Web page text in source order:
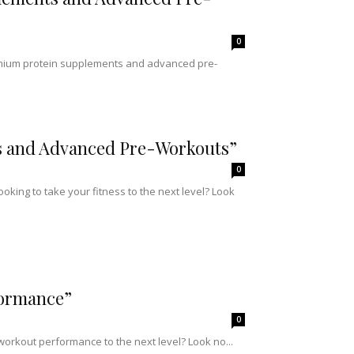
Vassoura para
0
protein supplements and advanced pre-
Advanced Pre-Workouts”
0
to take your fitness to the next level? Look
0
performance to the next level? Look no...